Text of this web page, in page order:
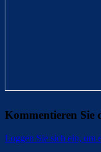
Kommentieren Sie
Loggen Sie sich ein, um